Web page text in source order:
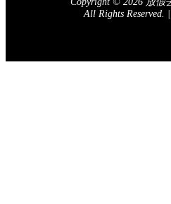
All Rights Reserved. |